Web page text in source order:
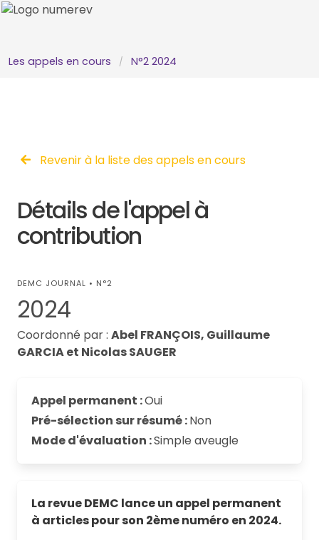
Les appels en cours N°2 2024
Revenir à la liste des appels en cours
Détails de l'appel à
contribution
DEMC JOURNAL • N°2
2024
Coordonné par : Abel FRANÇOIS, Guillaume
GARCIA et Nicolas SAUGER
Appel permanent :Oui
Pré-sélection sur résumé :Non
Mode d'évaluation :Simple aveugle
La revue DEMC lance un appel permanent
à articles pour son 2ème numéro en 2024.